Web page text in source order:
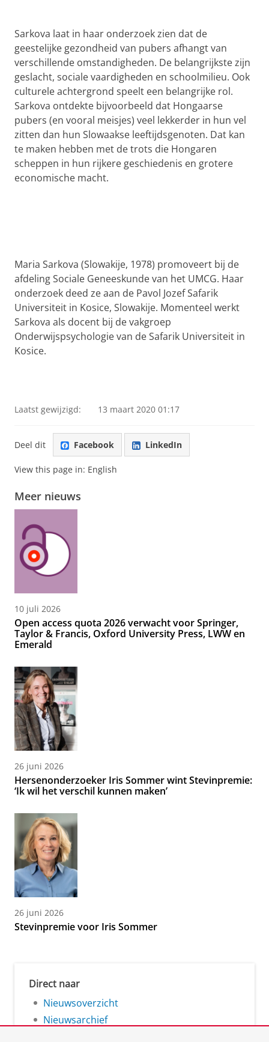
Sarkova laat in haar onderzoek zien dat de
geestelijke gezondheid van pubers afhangt van
verschillende omstandigheden. De belangrijkste zijn
geslacht, sociale vaardigheden en schoolmilieu. Ook
culturele achtergrond speelt een belangrijke rol.
Sarkova ontdekte bijvoorbeeld dat Hongaarse
pubers (en vooral meisjes) veel lekkerder in hun vel
zitten dan hun Slowaakse leeftijdsgenoten. Dat kan
te maken hebben met de trots die Hongaren
scheppen in hun rijkere geschiedenis en grotere
economische macht.
Maria Sarkova (Slowakije, 1978) promoveert bij de
afdeling Sociale Geneeskunde van het UMCG. Haar
onderzoek deed ze aan de Pavol Jozef Safarik
Universiteit in Kosice, Slowakije. Momenteel werkt
Sarkova als docent bij de vakgroep
Onderwijspsychologie van de Safarik Universiteit in
Kosice.
Laatst gewijzigd: 13 maart 2020 01:17
Deel dit Facebook LinkedIn
View this page in: English
Meer nieuws
10 juli 2026
Open access quota 2026 verwacht voor Springer,
Taylor & Francis, Oxford University Press, LWW en
Emerald
26 juni 2026
Hersenonderzoeker Iris Sommer wint Stevinpremie:
‘Ik wil het verschil kunnen maken’
26 juni 2026
Stevinpremie voor Iris Sommer
Direct naar
Nieuwsoverzicht
Nieuwsarchief